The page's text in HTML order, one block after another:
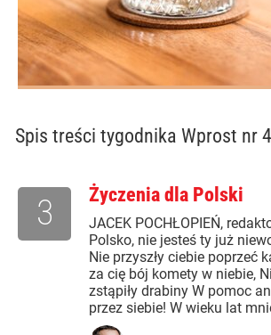
Spis treści tygodnika Wprost nr
Życzenia dla Polski
JACEK POCHŁOPIEŃ,
Polsko, nie jesteś ty już
Nie przyszły ciebie poprzeć
za cię bój komety w niebie,
zstąpiły drabiny W pomoc
przez siebie! W wieku lat
3